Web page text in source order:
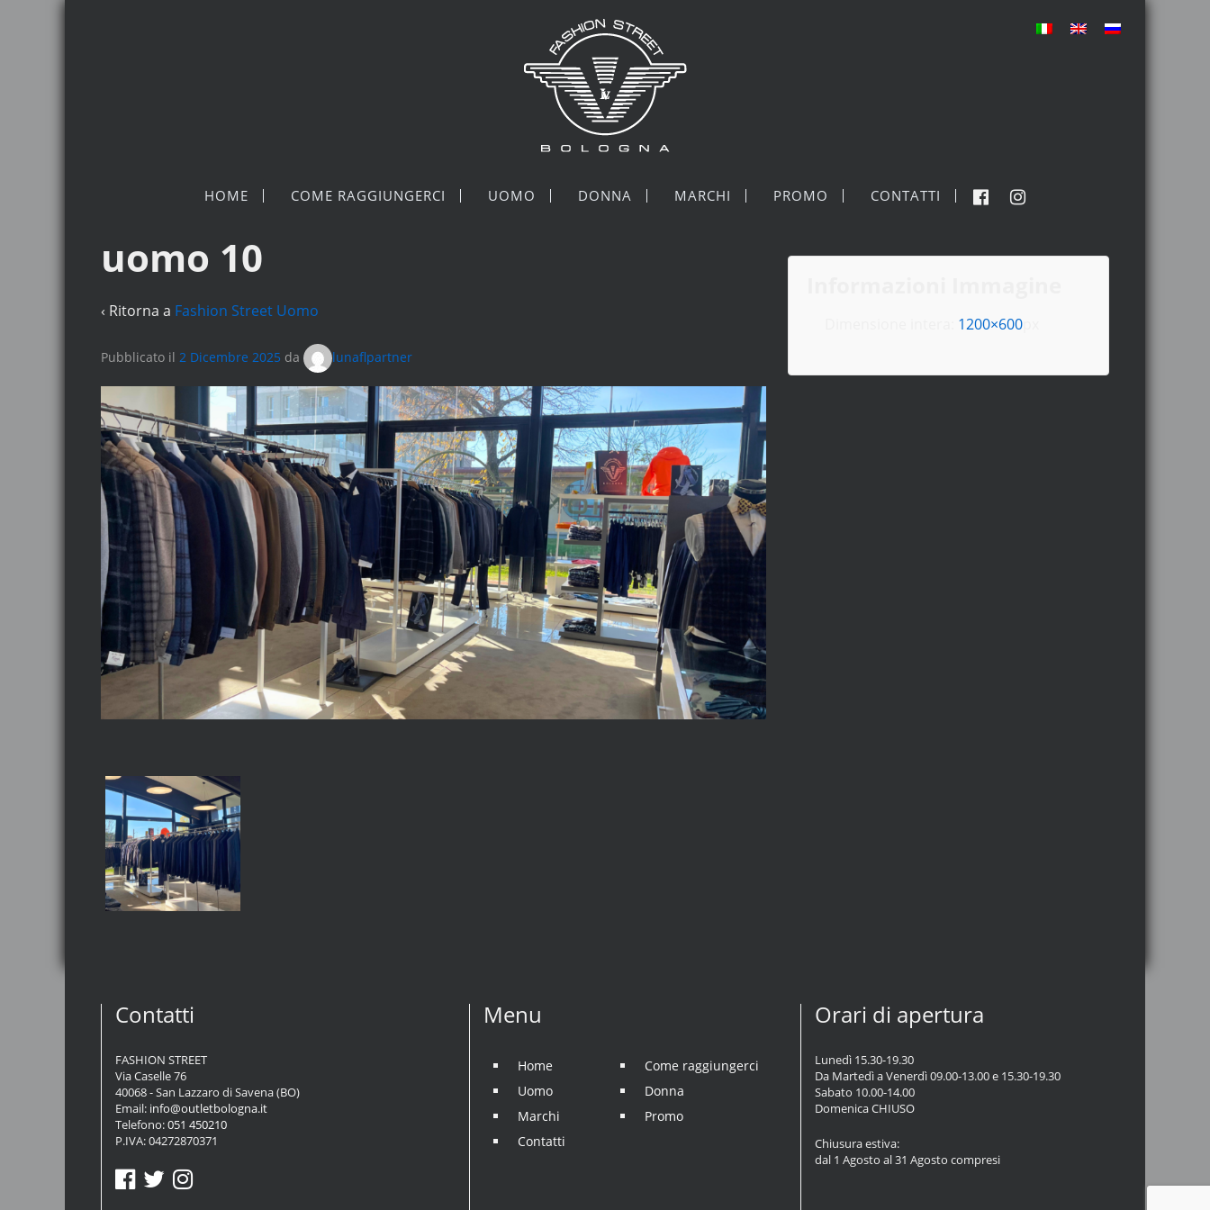
HOME COME RAGGIUNGERCI UOMO DONNA MARCHI PROMO CONTATTI
uomo 10
‹ Ritorna a Fashion Street Uomo
Pubblicato il 2 Dicembre 2025 da lunaflpartner
1200×600px
Contatti
FASHION STREET
Via Caselle 76
40068 - San Lazzaro di Savena (BO)
Email: info@outletbologna.it
Telefono:051 450210
P.IVA: 04272870371
Menu
Home
Come raggiungerci
Uomo
Donna
Marchi
Promo
Contatti
Orari di apertura
Lunedì 15.30-19.30
Da Martedì a Venerdì 09.00-13.00 e 15.30-19.30
Sabato 10.00-14.00
Domenica CHIUSO
Chiusura estiva:
dal 1 Agosto al 31 Agosto compresi